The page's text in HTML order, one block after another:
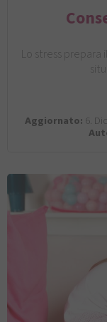
Lo stress prepara
Aggiornato: 6.